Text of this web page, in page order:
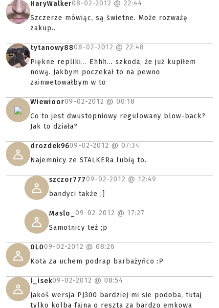
HaryWalker08-02-2012 @ 22:44
Szczerze mówiąc, są świetne. Może rozważę
zakup..
tytanowy8808-02-2012 @ 22:48
Piękne repliki... Ehhh... szkoda, że już kupiłem
nową. Jakbym poczekał to na pewno
zainwetowałbym w to
Wiewioor09-02-2012 @ 00:18
Co to jest dwustopniowy regulowany blow-back?
Jak to działa?
drozdek9609-02-2012 @ 07:34
Najemnicy ze STALKERa lubią to.
szczor77709-02-2012 @ 12:49
bandyci także ;]
Maslo_ 09-02-2012 @ 17:27
Samotnicy też ;p
0L009-02-2012 @ 08:26
Kota za uchem podrap barbażyńco :P
l_isek09-02-2012 @ 08:54
Jakoś wersja PJ300 bardziej mi sie podoba, tutaj
tylko kolba fajna o reszta za bardzo emkowa